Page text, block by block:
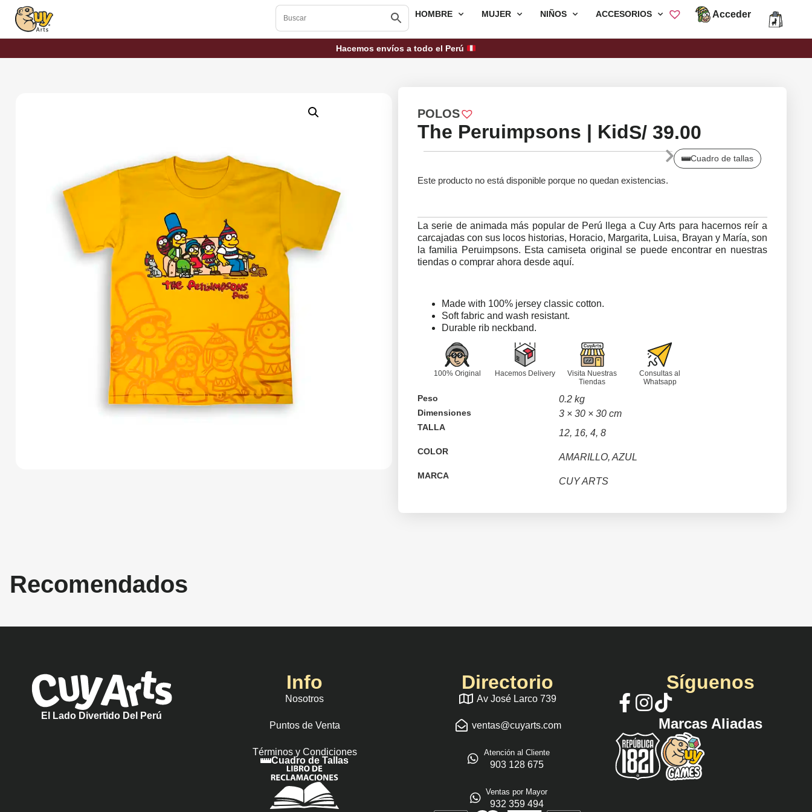
HOMBRE MUJER NIÑOS ACCESORIOS Acceder
Hacemos envíos a todo el Perú
POLOS
The Peruimpsons | KidS/39.00
Cuadro de tallas
Este producto no está disponible porque no quedan existencias.
La serie de animada más popular de Perú llega a Cuy Arts para hacernos reír a
carcajadas con sus locos historias, Horacio, Margarita, Luisa, Brayan y María, son
la familia Peruimpsons. Esta camiseta original se puede encontrar en nuestras
tiendas o comprar ahora desde aquí.
Made with 100% jersey classic cotton.
Soft fabric and wash resistant.
Durable rib neckband.
100% Original Hacemos Delivery
Visita Nuestras
Tiendas
Consultas al
Whatsapp
Peso 0.2 kg
Dimensiones 3 × 30 × 30 cm
TALLA
12, 16, 4, 8
COLOR
AMARILLO, AZUL
MARCA
CUY ARTS
Recomendados
El Lado Divertido Del Perú
Info
Nosotros
Puntos de Venta
Términos y Condiciones
Cuadro de Tallas
Directorio
Av José Larco 739
ventas@cuyarts.com
Atención al Cliente
903 128 675
Ventas por Mayor
932 359 494
Síguenos
Marcas Aliadas